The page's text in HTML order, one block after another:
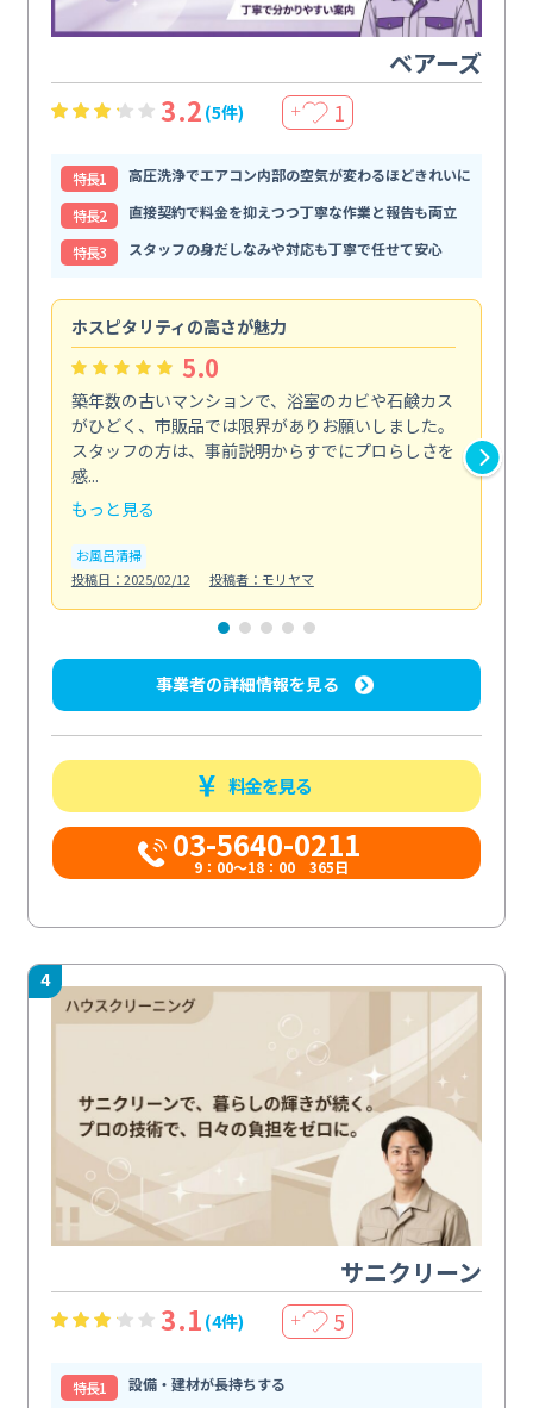
ベアーズ
3.2 (5件) ＋ 1
特⻑1
高圧洗浄でエアコン内部の空気が変わるほどきれいに
特⻑2
直接契約で料金を抑えつつ丁寧な作業と報告も両立
特⻑3
スタッフの身だしなみや対応も丁寧で任せて安心
ホスピタリティの高さが魅力
5.0
築年数の古いマンションで、浴室のカビや石鹸カス
がひどく、市販品では限界がありお願いしました。
スタッフの方は、事前説明からすでにプロらしさを
感...
もっと見る
お風呂清掃
投稿日：2025/02/12
投稿者：モリヤマ
事業者の詳細情報を見る
料金を見る
03-5640-0211
9：00～18：00 365日
4
サニクリーン
3.1 (4件) ＋ 5
特⻑1
設備・建材が長持ちする